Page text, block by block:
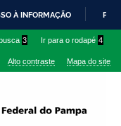
À INFORMAÇÃO
3 Ir para o rodapé 4
Alto contraste Mapa do site